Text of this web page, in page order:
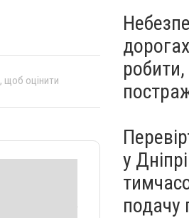
, щоб оцінити
у
подачу